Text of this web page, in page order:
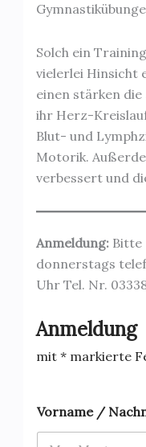
Solch ein
vielerlei Hinsicht
einen stärken
ihr Herz-
Blut- und
Motorik.
verbessert und
Anmeldung:Bitte
donnerstags
Uhr Tel. Nr.
Anmeldung
mit * markierte
Vorname /